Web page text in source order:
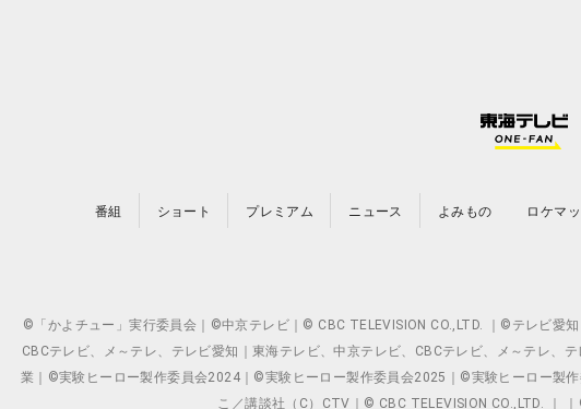
番組 ショート プレミアム ニュース よみもの ロケマ
©「かよチュー」実行委員会｜©中京テレビ｜© CBC TELEVISION CO.,LTD. ｜©テレビ
CBCテレビ、メ～テレ、テレビ愛知｜東海テレビ、中京テレビ、CBCテレビ、メ～テレ
業｜©実験ヒーロー製作委員会2024｜©実験ヒーロー製作委員会2025｜©実験ヒーロー製
こ／講談社（C）CTV｜© CBC TELEVISION CO.,LTD. ｜